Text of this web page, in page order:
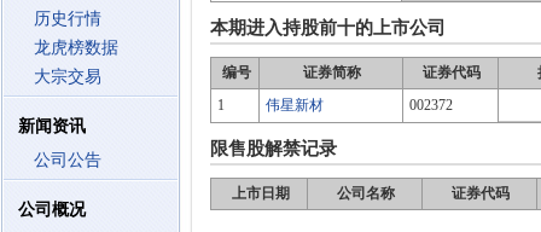
历史行情
龙虎榜数据
大宗交易
新闻资讯
公司公告
公司概况
本期进入持股前十的上市公司
编号 证券简称 证券代码
1
伟星新材 002372
限售股解禁记录
上市日期 公司名称 证券代码